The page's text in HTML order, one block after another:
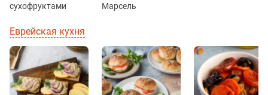
сухофруктами
Марсель
Еврейская кухня